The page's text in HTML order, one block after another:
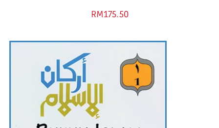
RM175.50